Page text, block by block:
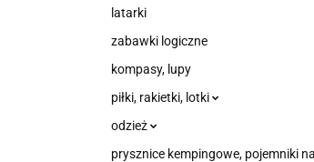
latarki
zabawki logiczne
kompasy, lupy
piłki, rakietki, lotki
odzież
prysznice kempingowe, pojemniki na